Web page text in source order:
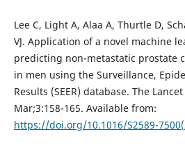
Lee C, Light A, Alaa A, Thurtle D,
VJ. Application of a novel machine
predicting non-metastatic prostate
in men using the Surveillance,
Results (SEER) database. The
Mar;3:158-165. Available from:
https://doi.org/10.1016/S2589-